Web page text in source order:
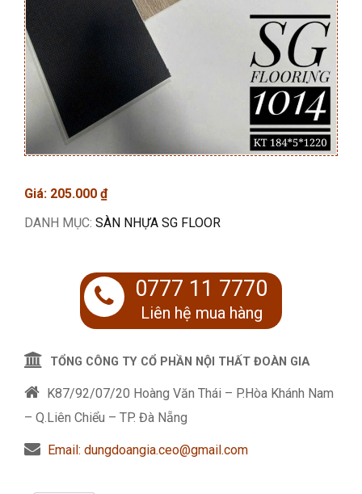
Giá: 205.000 ₫
DANH MỤC: SÀN NHỰA SG FLOOR
0777 11 7770
Liên hệ mua hàng
TỔNG CÔNG TY CỔ PHẦN NỘI THẤT ĐOÀN GIA
K87/92/07/20 Hoàng Văn Thái – P.Hòa Khánh Nam
– Q.Liên Chiểu – TP. Đà Nẵng
Email: dungdoangia.ceo@gmail.com